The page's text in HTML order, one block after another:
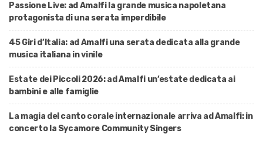
Passione Live: ad Amalfi la grande musica napoletana
protagonista di una serata imperdibile
45 Giri d’Italia: ad Amalfi una serata dedicata alla grande
musica italiana in vinile
Estate dei Piccoli 2026: ad Amalfi un’estate dedicata ai
bambini e alle famiglie
La magia del canto corale internazionale arriva ad Amalfi: in
concerto la Sycamore Community Singers